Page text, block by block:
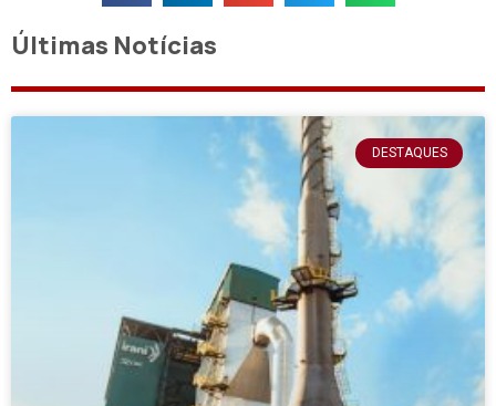
Últimas Notícias
DESTAQUES